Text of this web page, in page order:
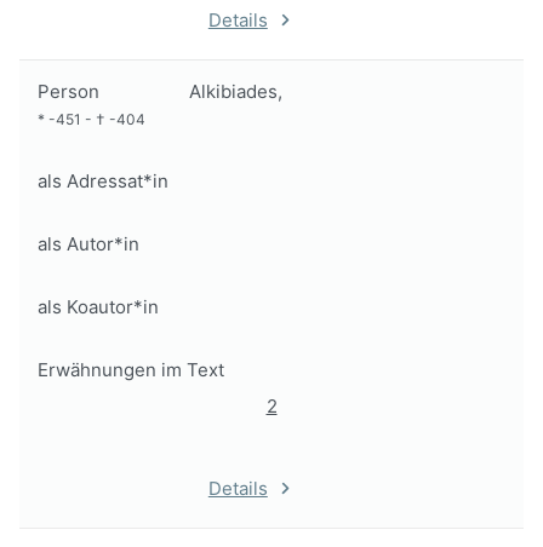
Details
Person Alkibiades,
* -451 - † -404
als Adressat*in
als Autor*in
als Koautor*in
Erwähnungen im Text
2
Details